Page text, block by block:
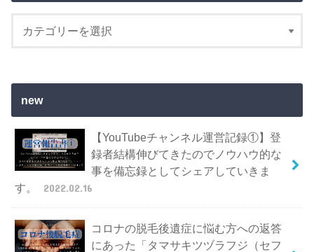
new
【YouTubeチャンネル運営記録①】登
録者結構伸びてきたのでノウハウ的な
事を備忘録としてシェアしていきま
す。
2022.02.16
コロナの脱毛後遺症に悩む方への返答
にあった「タマサキツヅラフジ（セフ